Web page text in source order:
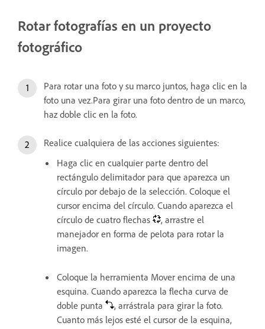
Rotar fotografías en un proyecto
fotográfico
Para rotar una foto y su marco juntos, haga clic en la
foto una vez.Para girar una foto dentro de un marco,
haz doble clic en la foto.
Realice cualquiera de las acciones siguientes:
Haga clic en cualquier parte dentro del
rectángulo delimitador para que aparezca un
círculo por debajo de la selección. Coloque el
cursor encima del círculo. Cuando aparezca el
círculo de cuatro flechas
, arrastre el
manejador en forma de pelota para rotar la
imagen.
Coloque la herramienta Mover encima de una
esquina. Cuando aparezca la flecha curva de
doble punta
, arrástrala para girar la foto.
Cuanto más lejos esté el cursor de la esquina,